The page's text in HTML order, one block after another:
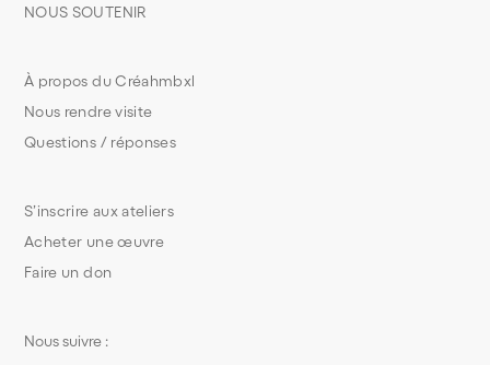
S’inscrire aux ateliers
Acheter une œuvre
Faire un don
À propos du Créahmbxl
Nous rendre visite
Questions / réponses
NOUS SOUTENIR
Nous suivre :